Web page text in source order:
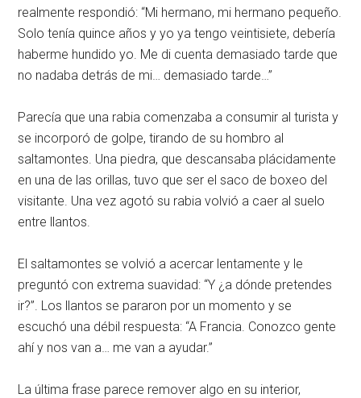
realmente respondió: “Mi hermano, mi hermano pequeño.
Solo tenía quince años y yo ya tengo veintisiete, debería
haberme hundido yo. Me di cuenta demasiado tarde que
no nadaba detrás de mi… demasiado tarde…”
Parecía que una rabia comenzaba a consumir al turista y
se incorporó de golpe, tirando de su hombro al
saltamontes. Una piedra, que descansaba plácidamente
en una de las orillas, tuvo que ser el saco de boxeo del
visitante. Una vez agotó su rabia volvió a caer al suelo
entre llantos.
El saltamontes se volvió a acercar lentamente y le
preguntó con extrema suavidad: “Y ¿a dónde pretendes
ir?”. Los llantos se pararon por un momento y se
escuchó una débil respuesta: “A Francia. Conozco gente
ahí y nos van a… me van a ayudar.”
La última frase parece remover algo en su interior,